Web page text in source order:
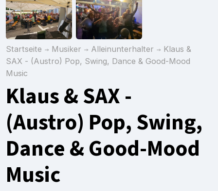
Startseite Musiker Alleinunterhalter
Klaus &
SAX - (Austro) Pop, Swing, Dance & Good-Mood
Music
Klaus & SAX -
(Austro) Pop, Swing,
Dance & Good-Mood
Music